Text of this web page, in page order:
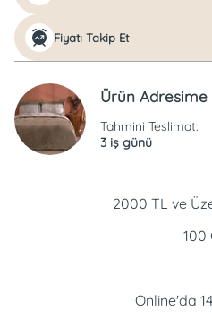
Fiyatı Takip Et
Ürün Adresime
Tahmini Teslimat:
3 iş günü
2000 TL ve
100
Online'da